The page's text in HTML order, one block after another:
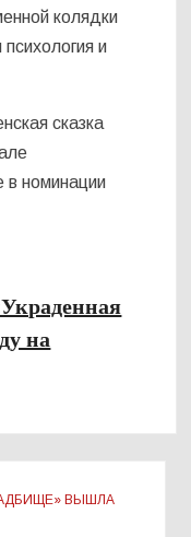
колядки
и
сказка
в номинации
на
ВЫШЛА